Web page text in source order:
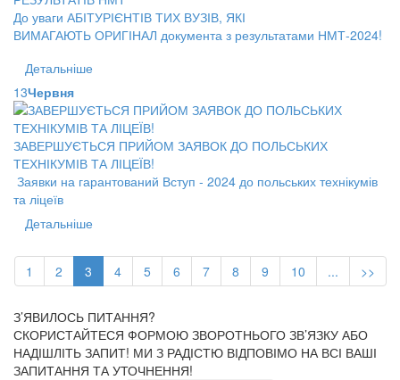
До уваги АБІТУРІЄНТІВ ТИХ ВУЗІВ, ЯКІ
ВИМАГАЮТЬ ОРИГІНАЛ документа з результатами НМТ-2024!
Детальніше
13Червня
ЗАВЕРШУЄТЬСЯ ПРИЙОМ ЗАЯВОК ДО ПОЛЬСЬКИХ
ТЕХНІКУМІВ ТА ЛІЦЕЇВ!
Заявки на гарантований Вступ - 2024 до польських технікумів
та ліцеїв
Детальніше
1 2 3 4 5 6 7 8 9 10 ... >>
З’ЯВИЛОСЬ ПИТАННЯ?
СКОРИСТАЙТЕСЯ ФОРМОЮ ЗВОРОТНЬОГО ЗВ’ЯЗКУ АБО
НАДІШЛІТЬ ЗАПИТ! МИ З РАДІСТЮ ВІДПОВІМО НА ВСІ ВАШІ
ЗАПИТАННЯ ТА УТОЧНЕННЯ!